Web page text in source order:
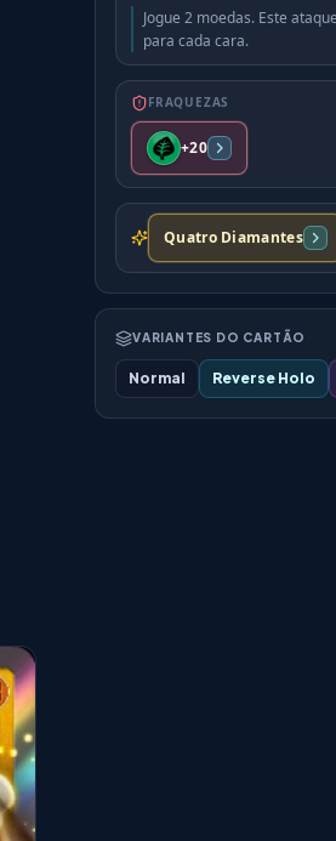
Jogue 2 moedas. Este
para cada cara.
FRAQUEZAS
+20
Quatro Diamantes
VARIANTES DO CARTÃO
Normal Reverse Holo